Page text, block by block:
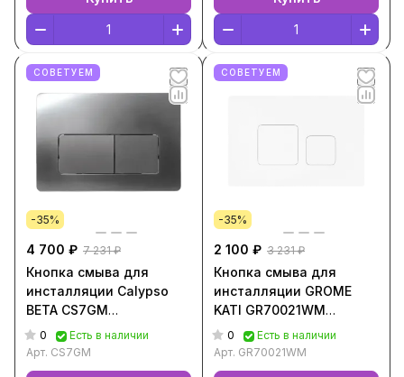
СОВЕТУЕМ
-35%
4 700 ₽ 7 231 ₽
Кнопка смыва для
инсталляции Calypso
BETA CS7GM
[Оружейная сталь,
CS7GM]
0
Есть в наличии
Арт. CS7GM
СОВЕТУЕМ
-35%
2 100 ₽ 3 231 ₽
Кнопка смыва для
инсталляции GROME
KATI GR70021WM
[Белый, GR70021WM]
0
Есть в наличии
Арт. GR70021WM